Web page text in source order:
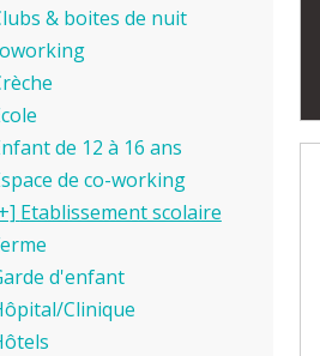
& boites de nuit
de 12 à 16 ans
de co-working
Etablissement scolaire
d'enfant
Clinique